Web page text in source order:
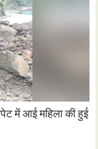
में आई महिला की हुई